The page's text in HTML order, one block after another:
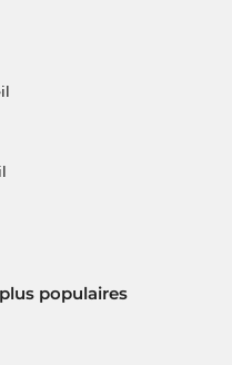
populaires